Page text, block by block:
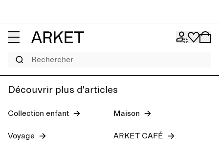
Rechercher
Découvrir plus d'articles
Collection enfant Maison
Voyage ARKET CAFÉ